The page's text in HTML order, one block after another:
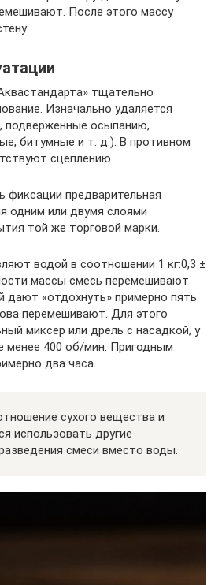
После этого массу
тщательно
Изначально удаляется
подверженные осыпанию,
битумные и т. д.). В противном
сцеплению.
фиксации предварительная
одним или двумя слоями
той же торговой марки.
водой в соотношении 1 кг:0,3 ±
массы смесь перемешивают
дают «отдохнуть» примерно пять
перемешивают. Для этого
миксер или дрель с насадкой, у
менее 400 об/мин. Пригодным
два часа.
сухого вещества и
использовать другие
смеси вместо воды.